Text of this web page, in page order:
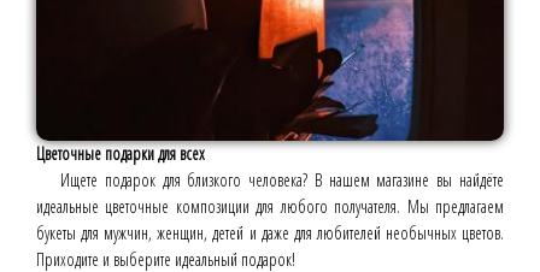
Цветочные подарки для всех
Ищете подарок для близкого человека? В нашем магазине вы найдёте
идеальные цветочные композиции для любого получателя. Мы предлагаем
букеты для мужчин, женщин, детей и даже для любителей необычных цветов.
Приходите и выберите идеальный подарок!